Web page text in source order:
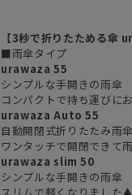
【3秒で折りたためる傘
■雨傘タイプ
urawaza 55
シンプルな手開きの雨傘
コンパクトで持ち運び
urawaza Auto 55
自動開閉式折りたたみ雨傘
ワンタッチで開閉でき
urawaza slim 50
シンプルな手開きの雨傘